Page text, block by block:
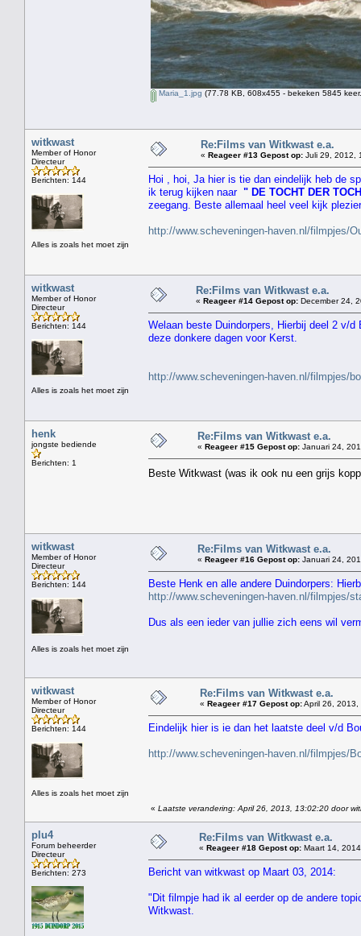
Maria_1.jpg (77.78 KB, 608x455 - bekeken 5845
witkwast
Member of Honor
Directeur
Berichten: 144
Alles is zoals het moet zijn
Re:Films van Witkwast e.a.
« Reageer #13 Gepost op: Juli 29, 2012,
Hoi , hoi, Ja hier is tie dan eindelijk heb de
ik terug kijken naar " DE TOCHT DER
zeegang. Beste allemaal heel veel kijk
http://www.scheveningen-haven.nl/filmpjes/
witkwast
Member of Honor
Directeur
Berichten: 144
Alles is zoals het moet zijn
Re:Films van Witkwast e.a.
« Reageer #14 Gepost op: December 24,
Welaan beste Duindorpers, Hierbij deel 2 v/
deze donkere dagen voor Kerst.
http://www.scheveningen-haven.nl/filmpjes/
henk
jongste bediende
Berichten: 1
Re:Films van Witkwast e.a.
« Reageer #15 Gepost op: Januari 24,
Beste Witkwast (was ik ook nu een grijs
witkwast
Member of Honor
Directeur
Berichten: 144
Alles is zoals het moet zijn
Re:Films van Witkwast e.a.
« Reageer #16 Gepost op: Januari 24,
Beste Henk en alle andere Duindorpers:
http://www.scheveningen-haven.nl/filmpjes/
Dus als een ieder van jullie zich eens wil
witkwast
Member of Honor
Directeur
Berichten: 144
Alles is zoals het moet zijn
Re:Films van Witkwast e.a.
« Reageer #17 Gepost op:April 26, 2013,
Eindelijk hier is ie dan het laatste deel v/d
http://www.scheveningen-haven.nl/filmpjes/
« Laatste verandering: April 26, 2013, 13:02:20 door
plu4
Forum beheerder
Directeur
Berichten: 273
Re:Films van Witkwast e.a.
« Reageer #18 Gepost op: Maart 14,
Bericht van witkwast op Maart 03, 2014:
"Dit filmpje had ik al eerder op de andere
Witkwast.